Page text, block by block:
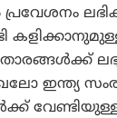
ഇന്ത്യ
വേണ്ടിയുള്ള